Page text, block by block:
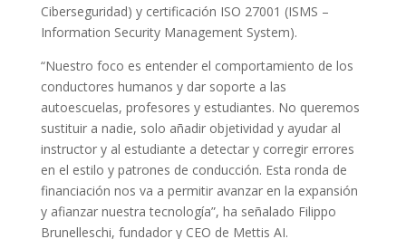
Ciberseguridad) y certificación ISO 27001 (ISMS –
Information Security Management System).
“Nuestro foco es entender el comportamiento de los
conductores humanos y dar soporte a las
autoescuelas, profesores y estudiantes. No queremos
sustituir a nadie, solo añadir objetividad y ayudar al
instructor y al estudiante a detectar y corregir errores
en el estilo y patrones de conducción. Esta ronda de
financiación nos va a permitir avanzar en la expansión
y afianzar nuestra tecnología”, ha señalado Filippo
Brunelleschi, fundador y CEO de Mettis AI.